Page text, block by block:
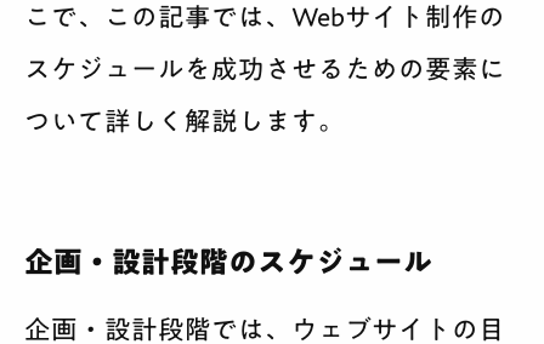
こで、この記事では、Webサイト制作の
スケジュールを成功させるための要素に
ついて詳しく解説します。
企画・設計段階のスケジュール
企画・設計段階では、ウェブサイトの目